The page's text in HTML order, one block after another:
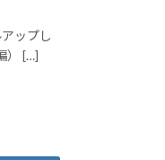
ップし
） […]